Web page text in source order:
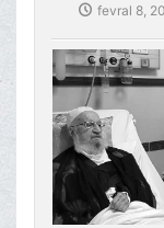
fevral 8,